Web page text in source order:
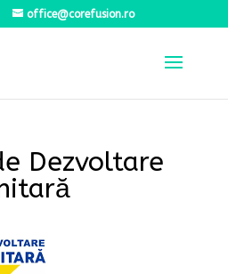
office@corefusion.ro
Dezvoltare